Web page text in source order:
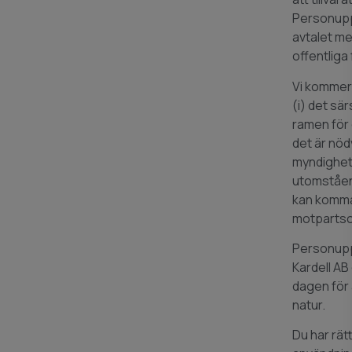
avtalet
offentliga
Vi
(i) det
ramen
det är
kan
Kardell
dagen för
natur.
Du har